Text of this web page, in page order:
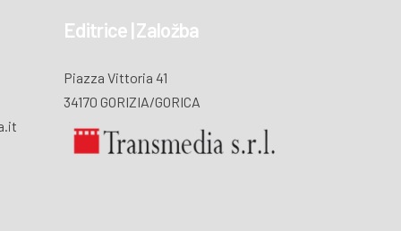
Editrice | Založba
Piazza Vittoria 41
34170 GORIZIA/GORICA